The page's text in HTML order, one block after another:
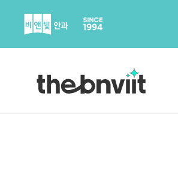
content